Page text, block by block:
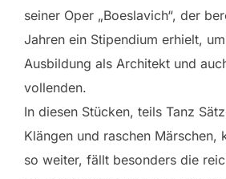
seiner Oper „Boeslavich“, der
Jahren ein Stipendium erhielt,
Ausbildung als Architekt und
vollenden.
In diesen Stücken, teils Tanz
Klängen und raschen Märschen,
so weiter, fällt besonders die